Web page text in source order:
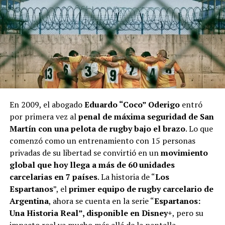
Película animada dirigida por Benjamin Renner y Guylo
Homsy y creado por el equipo detrás de éxitos como
“Super Mario Bros”, “Minions”, “Mi villano favorito”,
“Sing: ¡ven y canta!” y “La vida secreta de tus mascotas”.
“¡Patos!” (“Migration” es su título original), revela una
trama que promete divertir a toda la familia. Se centra
Mientras que el padre, Mack, se conforma con mantener
a su familia a salvo en su estanque en Nueva Inglaterra,
la madre, Pam, ansía cambiar las cosas y mostrarle al
adolescente Dax y la patita Gwen el mundo entero.
Después de que una familia de patos migratorios
comparte emocionantes historias de lugares lejanos,
Pam convence a Mack de embarcarse en un viaje familiar
desde Nueva York hasta la tropical Jamaica. Así,
parada: “No hay ningún tipo de prueba ni de evidencia
que direccione la investigación hacia Jesica Cirio. Ni por
parte del Ministerio Público Fiscal ni el juzgado. No han
encaminado la investigación para el lado de Jesica Cirio”.
En 2009, el abogadoEduardo “Coco” Oderigoentró
por primera vez alpenal de máxima seguridad de San
Martín con una pelota de rugby bajo el brazo. Lo que
comenzó como un entrenamiento con 15 personas
privadas de su libertad se convirtió en unmovimiento
global que hoy llega a más de 60 unidades
carcelarias en 7 países. La historia de “Los
Espartanos”, elprimer equipo de rugby carcelario de
Argentina, ahora se cuenta en la serie “Espartanos:
Una Historia Real”, disponible en Disney+, pero su